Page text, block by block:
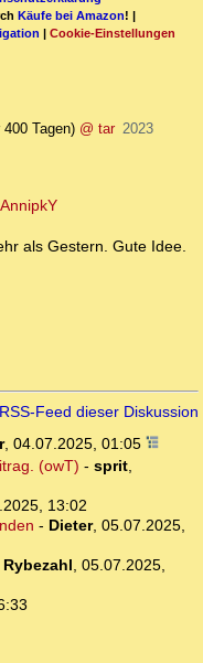
Käufe bei Amazon! |
| Cookie-Einstellungen
400 Tagen) @ tar 2023
als Gestern. Gute Idee.
RSS-Feed dieser Diskussion
, 04.07.2025, 01:05
(owT) - sprit,
13:02
- Dieter, 05.07.2025,
Rybezahl, 05.07.2025,